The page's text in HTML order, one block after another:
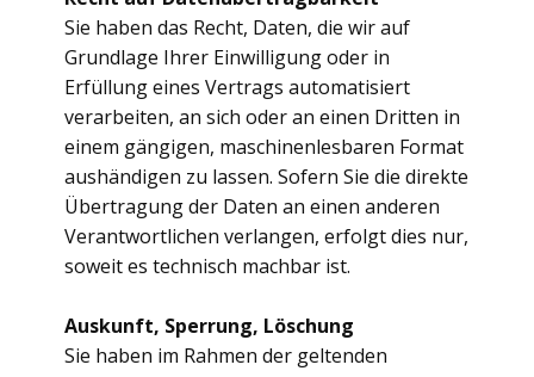
Sie haben das Recht, Daten, die wir auf
Grundlage Ihrer Einwilligung oder in
Erfüllung eines Vertrags automatisiert
verarbeiten, an sich oder an einen Dritten in
einem gängigen, maschinenlesbaren Format
aushändigen zu lassen. Sofern Sie die direkte
Übertragung der Daten an einen anderen
Verantwortlichen verlangen, erfolgt dies nur,
soweit es technisch machbar ist.
Auskunft, Sperrung, Löschung
Sie haben im Rahmen der geltenden